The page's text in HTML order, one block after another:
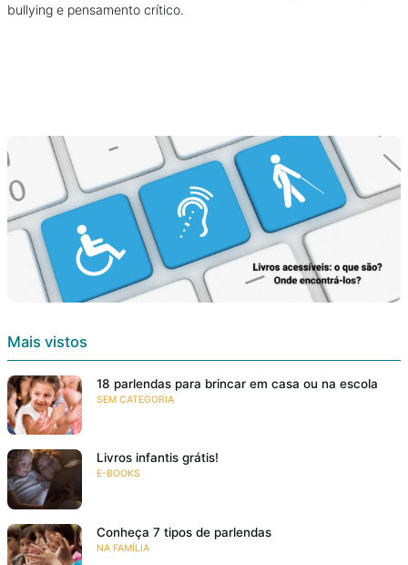
bullying e pensamento crítico.
Mais vistos
18 parlendas para brincar em casa ou na escola
SEM CATEGORIA
Livros infantis grátis!
E-BOOKS
Conheça 7 tipos de parlendas
NA FAMÍLIA